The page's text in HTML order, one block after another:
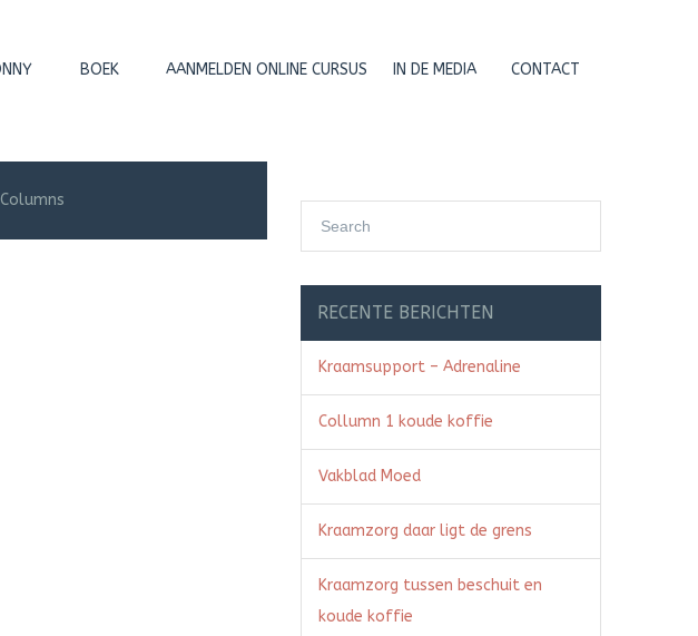
BOEK AANMELDEN ONLINE CURSUS IN DE MEDIA CONTACT
Columns
RECENTE BERICHTEN
Kraamsupport – Adrenaline
Collumn 1 koude koffie
Vakblad Moed
Kraamzorg daar ligt de grens
Kraamzorg tussen beschuit en
koude koffie